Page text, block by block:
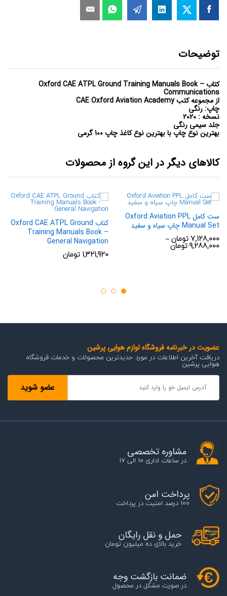
توضیحات
کتاب Oxford CAE ATPL Ground Training Manuals Book –
Communications
از مجموعه کتب CAE Oxford Aviation Academy
چاپ: رنگی
نسخه : 2020
جلد سیمی رنگی
بهترین نوع چاپ با بهترین نوع کاغذ چاپ 100 گرمی
کالاهای دیگر در این گروه از محصولات
ست کامل Oxford Aviation PPL
Manual Set چاپ سیاه و سفید
7,128,000تومان–
9,288,000تومانمحدوده
قیمت:
کتاب Oxford CAE ATPL Ground
Training Manuals Book –
General Navigation
1,321,920 تومان
عضویت در خبرنامه فروشگاه لوازم هوایی پرشین
دریافت آخرین اطلاعات در مورد جدیدترین محصولات و خدمات فروشگاه
هوایی پرشین
مشاوره تخصصی
در ساعات اداری 10 الی 17
پرداخت امن
100 درصد امنیت در پرداخت
حمل و نقل رایگان
خرید بالای ده میلیون تومان
ضمانت بازگشت وجه
در صورت مشکل در محصول